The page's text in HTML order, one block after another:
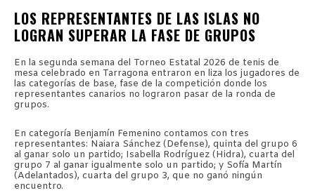
LOS REPRESENTANTES DE LAS ISLAS NO
LOGRAN SUPERAR LA FASE DE GRUPOS
En la segunda semana del Torneo Estatal 2026 de tenis de
mesa celebrado en Tarragona entraron en liza los jugadores de
las categorías de base, fase de la competición donde los
representantes canarios no lograron pasar de la ronda de
grupos.
En categoría Benjamín Femenino contamos con tres
representantes: Naiara Sánchez (Defense), quinta del grupo 6
al ganar solo un partido; Isabella Rodríguez (Hidra), cuarta del
grupo 7 al ganar igualmente solo un partido; y Sofía Martín
(Adelantados), cuarta del grupo 3, que no ganó ningún
encuentro.